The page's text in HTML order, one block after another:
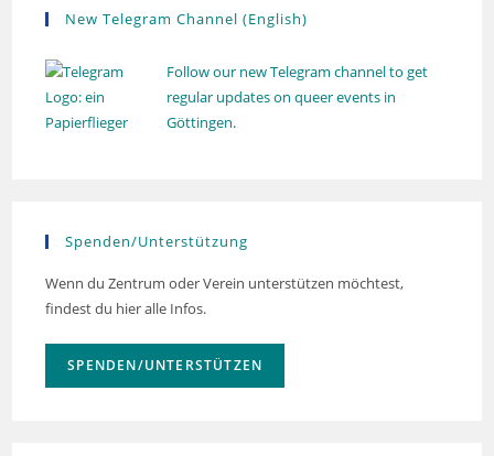
New Telegram Channel (English)
Follow our new Telegram channel to get
regular updates on queer events in
Göttingen.
Spenden/Unterstützung
Wenn du Zentrum oder Verein unterstützen möchtest,
findest du hier alle Infos.
SPENDEN/UNTERSTÜTZEN